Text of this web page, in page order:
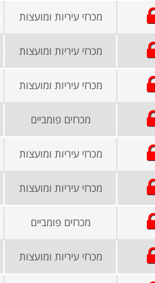
מכרזי עיריות ומועצות
מכרזי עיריות ומועצות
מכרזי עיריות ומועצות
מכרזים פומביים
מכרזי עיריות ומועצות
מכרזי עיריות ומועצות
מכרזים פומביים
מכרזי עיריות ומועצות